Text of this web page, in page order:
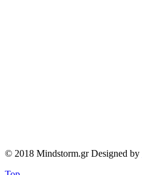
© 2018 Mindstorm.gr Designed by